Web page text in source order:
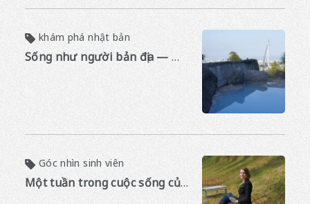
khám phá nhật bản
Sống như người bản địa — Ngâm mình trong Suối nước nóng Beppu
Góc nhìn sinh viên
Một tuần trong cuộc sống của sinh viên APU